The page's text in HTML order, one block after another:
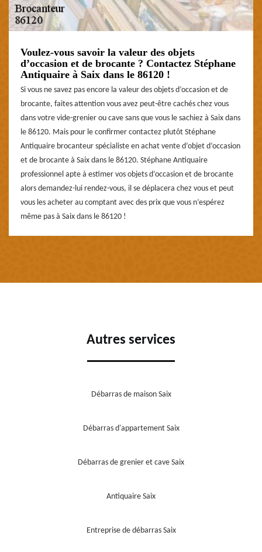
Voulez-vous savoir la valeur des objets
d’occasion et de brocante ? Contactez Stéphane
Antiquaire à Saix dans le 86120 !
Si vous ne savez pas encore la valeur des objets d’occasion et de
brocante, faites attention vous avez peut-être cachés chez vous
dans votre vide-grenier ou cave sans que vous le sachiez à Saix dans
le 86120. Mais pour le confirmer contactez plutôt Stéphane
Antiquaire brocanteur spécialiste en achat vente d’objet d’occasion
et de brocante à Saix dans le 86120. Stéphane Antiquaire
professionnel apte à estimer vos objets d’occasion et de brocante
alors demandez-lui rendez-vous, il se déplacera chez vous et peut
vous les acheter au comptant avec des prix que vous n’espérez
même pas à Saix dans le 86120 !
Autres services
Débarras de maison Saix
Débarras d'appartement Saix
Débarras de grenier et cave Saix
Antiquaire Saix
Entreprise de débarras Saix